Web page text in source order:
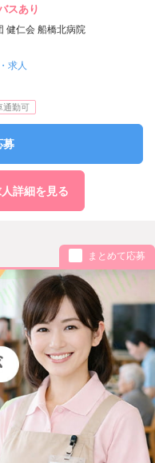
スあり
健仁会 船橋北病院
求人
通勤可
募
詳細を見る
まとめて応募